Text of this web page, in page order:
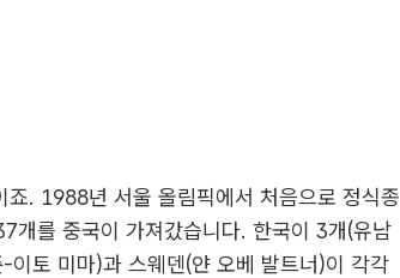
. 1988년 서울 올림픽에서 처음으로 정식종
개를 중국이 가져갔습니다. 한국이 3개(유남
토 미마)과 스웨덴(얀 오베 발트너)이 각각